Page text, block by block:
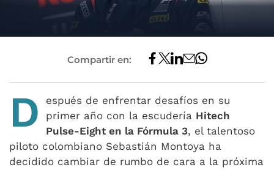
Compartir en:
D
espués de enfrentar desafíos en su
primer año con la escudería Hitech
Pulse-Eight en la Fórmula 3, el talentoso
piloto colombiano Sebastián Montoya ha
decidido cambiar de rumbo de cara a la próxima